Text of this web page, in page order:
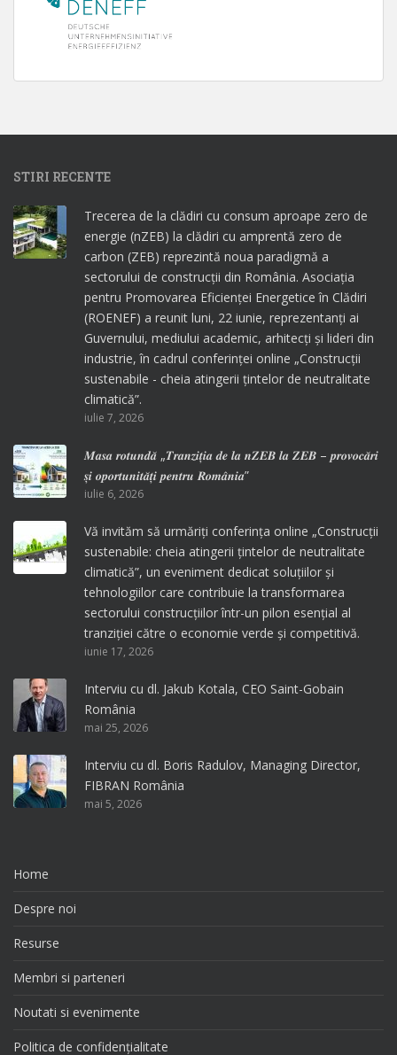
STIRI RECENTE
Trecerea de la clădiri cu consum aproape zero de
energie (nZEB) la clădiri cu amprentă zero de
carbon (ZEB) reprezintă noua paradigmă a
sectorului de construcții din România. Asociația
pentru Promovarea Eficienței Energetice în Clădiri
(ROENEF) a reunit luni, 22 iunie, reprezentanți ai
Guvernului, mediului academic, arhitecți și lideri din
industrie, în cadrul conferinței online „Construcții
sustenabile - cheia atingerii țintelor de neutralitate
climatică”.
iulie 7, 2026
𝑴𝒂𝒔𝒂 𝒓𝒐𝒕𝒖𝒏𝒅𝒂̆ „𝑻𝒓𝒂𝒏𝒛𝒊𝒕̦𝒊𝒂 𝒅𝒆 𝒍𝒂 𝒏𝒁𝑬𝑩 𝒍𝒂 𝒁𝑬𝑩 – 𝒑𝒓𝒐𝒗𝒐𝒄𝒂̆𝒓𝒊
𝒔̦𝒊 𝒐𝒑𝒐𝒓𝒕𝒖𝒏𝒊𝒕𝒂̆𝒕̦𝒊 𝒑𝒆𝒏𝒕𝒓𝒖 𝑹𝒐𝒎𝒂̂𝒏𝒊𝒂”
iulie 6, 2026
Vă invităm să urmăriți conferința online „Construcții
sustenabile: cheia atingerii țintelor de neutralitate
climatică”, un eveniment dedicat soluțiilor și
tehnologiilor care contribuie la transformarea
sectorului construcțiilor într-un pilon esențial al
tranziției către o economie verde și competitivă.
iunie 17, 2026
Interviu cu dl. Jakub Kotala, CEO Saint-Gobain
România
mai 25, 2026
Interviu cu dl. Boris Radulov, Managing Director,
FIBRAN România
mai 5, 2026
Home
Despre noi
Resurse
Membri si parteneri
Noutati si evenimente
Politica de confidențialitate